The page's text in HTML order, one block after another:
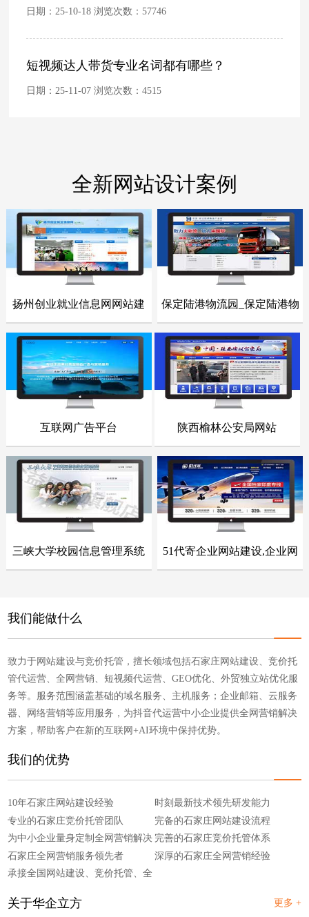
日期：25-10-18 浏览次数：57746
短视频达人带货专业名词都有哪些？
日期：25-11-07 浏览次数：4515
全新网站设计案例
- 网站建设案例 -
点击浏览
扬州创业就业信息网网站建
- 网站建设案例 -
点击浏览
保定陆港物流园_保定陆港物
- 网站建设案例 -
点击浏览
互联网广告平台 - 网站建设案例 -
点击浏览
陕西榆林公安局网站
- 网站建设案例 -
三峡大学校园信息管理系统 - 网站建设案例 -
51代寄企业网站建设,企业网
我们能做什么
致力于网站建设与竞价托管，擅长领域包括石家庄网站建设、竞价托
管代运营、全网营销、短视频代运营、GEO优化、外贸独立站优化服
务等。服务范围涵盖基础的域名服务、主机服务；企业邮箱、云服务
器、网络营销等应用服务，为抖音代运营中小企业提供全网营销解决
方案，帮助客户在新的互联网+AI环境中保持优势。
我们的优势
10年石家庄网站建设经验
专业的石家庄竞价托管团队
为中小企业量身定制全网营销解决
方案
石家庄全网营销服务领先者
承接全国网站建设、竞价托管、全
时刻最新技术领先研发能力
完备的石家庄网站建设流程
完善的石家庄竞价托管体系
深厚的石家庄全网营销经验
更多 +
关于华企立方